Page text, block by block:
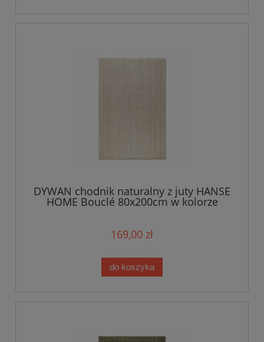
DYWAN chodnik naturalny z juty HANSE
HOME Bouclé 80x200cm w kolorze
169,00 zł
do koszyka